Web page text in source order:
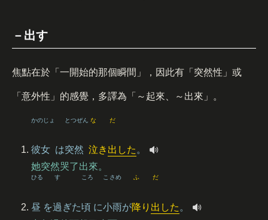
－出す
焦點在於「一開始的那個瞬間」，因此有「突然性」或
「意外性」的感覺，多譯為「～起來、～出來」。
彼女
かのじょ
は突然
とつぜん
泣
な
き 出
だ
した 。
她突然哭了出來。
昼
ひる
を過
す
ぎた頃
ころ
に小雨
こさめ
が降
ふ
り 出
だ
した 。